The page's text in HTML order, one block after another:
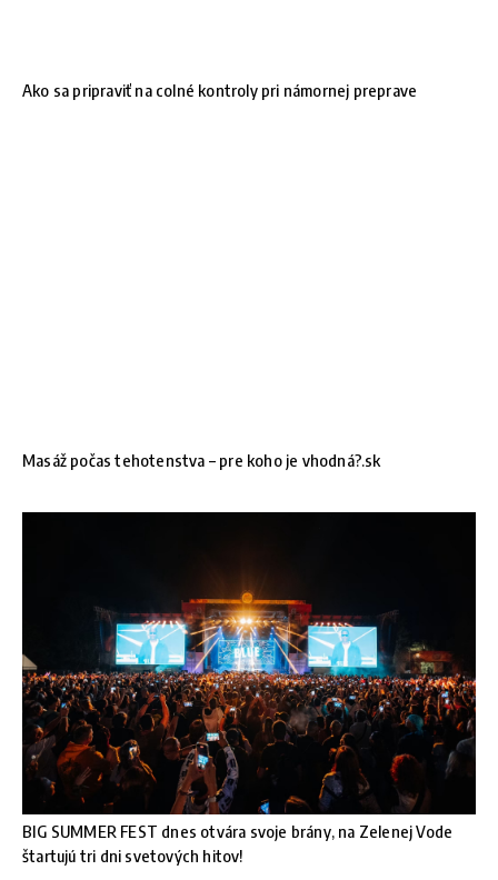
Ako sa pripraviť na colné kontroly pri námornej preprave
Masáž počas tehotenstva – pre koho je vhodná?.sk
BIG SUMMER FEST dnes otvára svoje brány, na Zelenej Vode
štartujú tri dni svetových hitov!